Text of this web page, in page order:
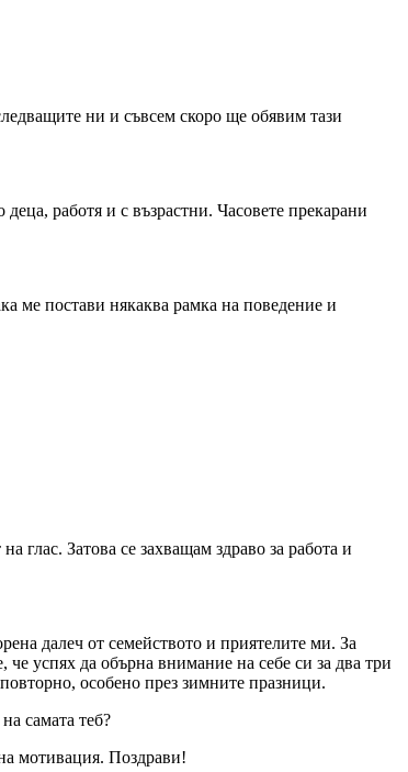
ни и съвсем скоро ще обявим тази
работя и с възрастни. Часовете прекарани
ме постави някаква рамка на поведение и
глас. Затова се захващам здраво за работа и
далеч от семейството и приятелите ми. За
успях да обърна внимание на себе си за два три
особено през зимните празници.
самата теб?
мотивация. Поздрави!